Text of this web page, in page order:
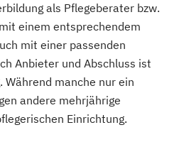
als Pflegeberater bzw.
einem entsprechendem
mit einer passenden
Anbieter und Abschluss ist
Während manche nur ein
andere mehrjährige
Einrichtung.